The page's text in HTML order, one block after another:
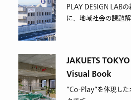
PLAY DESIGN LAB
に、地域社会の課題
JAKUETS
Visual Book
”Co-Play“を体現した